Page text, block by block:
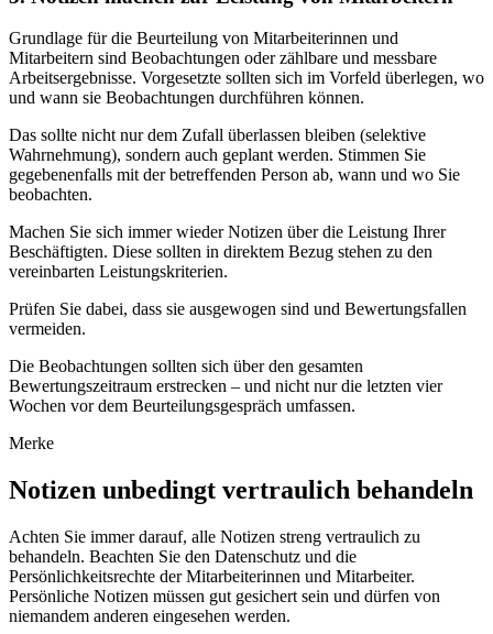
Grundlage für die Beurteilung von Mitarbeiterinnen und
Mitarbeitern sind Beobachtungen oder zählbare und messbare
Arbeitsergebnisse. Vorgesetzte sollten sich im Vorfeld überlegen, wo
und wann sie Beobachtungen durchführen können.
Das sollte nicht nur dem Zufall überlassen bleiben (selektive
Wahrnehmung), sondern auch geplant werden. Stimmen Sie
gegebenenfalls mit der betreffenden Person ab, wann und wo Sie
beobachten.
Machen Sie sich immer wieder Notizen über die Leistung Ihrer
Beschäftigten. Diese sollten in direktem Bezug stehen zu den
vereinbarten Leistungskriterien.
Prüfen Sie dabei, dass sie ausgewogen sind und Bewertungsfallen
vermeiden.
Die Beobachtungen sollten sich über den gesamten
Bewertungszeitraum erstrecken – und nicht nur die letzten vier
Wochen vor dem Beurteilungsgespräch umfassen.
Merke
Notizen unbedingt vertraulich behandeln
Achten Sie immer darauf, alle Notizen streng vertraulich zu
behandeln. Beachten Sie den Datenschutz und die
Persönlichkeitsrechte der Mitarbeiterinnen und Mitarbeiter.
Persönliche Notizen müssen gut gesichert sein und dürfen von
niemandem anderen eingesehen werden.